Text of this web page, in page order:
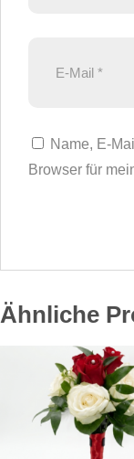
Name, E-
Browser für
Ähnliche